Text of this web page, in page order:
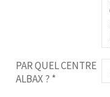
PAR QUEL CENTRE
ALBAX ? *